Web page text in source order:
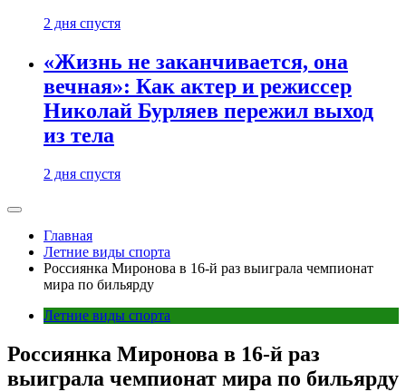
2 дня спустя
«Жизнь не заканчивается, она
вечная»: Как актер и режиссер
Николай Бурляев пережил выход
из тела
2 дня спустя
Главная
Летние виды спорта
Россиянка Миронова в 16-й раз выиграла чемпионат
мира по бильярду
Летние виды спорта
Россиянка Миронова в 16-й раз
выиграла чемпионат мира по бильярду